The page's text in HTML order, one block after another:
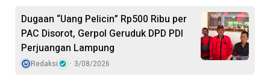
Dugaan “Uang Pelicin” Rp500 Ribu per
PAC Disorot, Gerpol Geruduk DPD PDI
Perjuangan Lampung
Redaksi 3/08/2026